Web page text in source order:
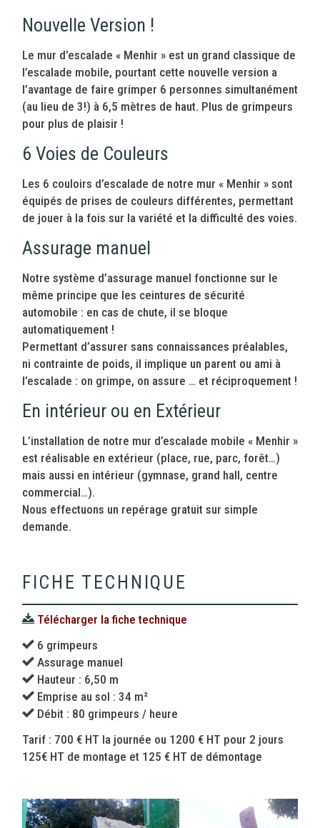
Nouvelle Version !
Le mur d’escalade « Menhir » est un grand classique de
l’escalade mobile, pourtant cette nouvelle version a
l’avantage de faire grimper 6 personnes simultanément
(au lieu de 3!) à 6,5 mètres de haut. Plus de grimpeurs
pour plus de plaisir !
6 Voies de Couleurs
Les 6 couloirs d’escalade de notre mur « Menhir » sont
équipés de prises de couleurs différentes, permettant
de jouer à la fois sur la variété et la difficulté des voies.
Assurage manuel
Notre système d’assurage manuel fonctionne sur le
même principe que les ceintures de sécurité
automobile : en cas de chute, il se bloque
automatiquement !
Permettant d’assurer sans connaissances préalables,
ni contrainte de poids, il implique un parent ou ami à
l’escalade : on grimpe, on assure … et réciproquement !
En intérieur ou en Extérieur
L’installation de notre mur d’escalade mobile « Menhir »
est réalisable en extérieur (place, rue, parc, forêt…)
mais aussi en intérieur (gymnase, grand hall, centre
commercial…).
Nous effectuons un repérage gratuit sur simple
demande.
FICHE TECHNIQUE
Télécharger la fiche technique
6 grimpeurs
Assurage manuel
Hauteur : 6,50 m
Emprise au sol : 34 m²
Débit : 80 grimpeurs / heure
Tarif : 700 € HT la journée ou 1200 € HT pour 2 jours
125€ HT de montage et 125 € HT de démontage